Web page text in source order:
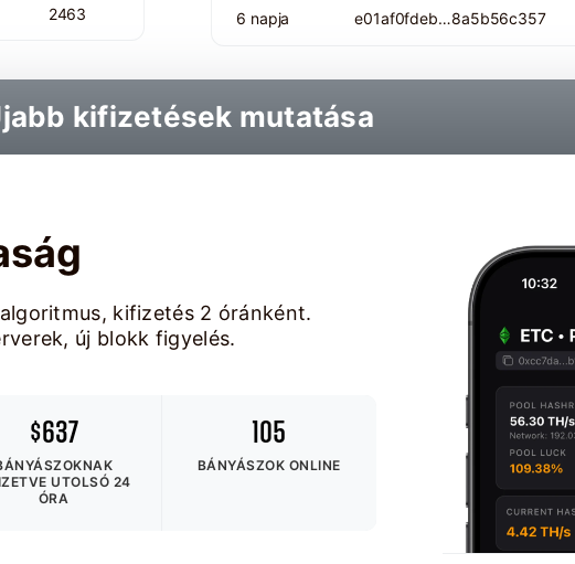
2463 6 napja e01af0fdeb…8a5b56c357
kifizetések mutatása
kifizetés 2 óránként.
új blokk figyelés.
$637
UTOLSÓ 24
ÓRA
105
BÁNYÁSZOK ONLINE